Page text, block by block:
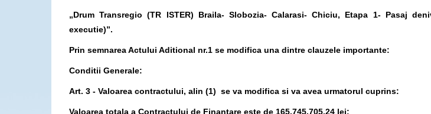
„Drum Transregio (TR ISTER) Braila- Slobozia- Calarasi- Chiciu, Etapa 1- Pasaj
executie)”.
Prin semnarea Actului Aditional nr.1 se modifica una dintre clauzele importante:
Conditii Generale:
Art. 3 - Valoarea contractului, alin (1) se va modifica si va avea urmatorul cuprins:
Valoarea totala a Contractului de Finantare este de 165.745.705,24 lei;